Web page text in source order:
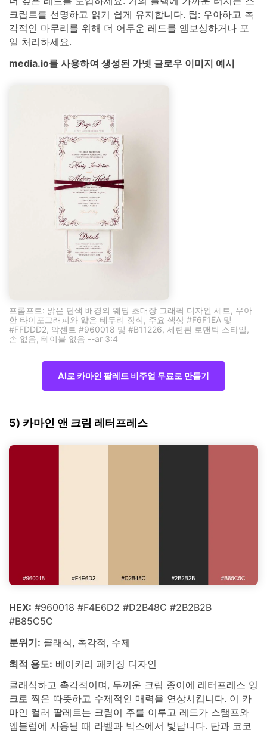
크립트를 선명하고 읽기 쉽게 유지합니다. 팁: 우아하고 촉
각적인 마무리를 위해 더 어두운 레드를 엠보싱하거나 포
일 처리하세요.
media.io를 사용하여 생성된 가넷 글로우 이미지 예시
프롬프트: 밝은 단색 배경의 웨딩 초대장 그래픽 디자인 세트, 우아
한 타이포그래피와 얇은 테두리 장식, 주요 색상 #F6F1EA 및
#FFDDD2, 악센트 #960018 및 #B11226, 세련된 로맨틱 스타일,
손 없음, 테이블 없음 --ar 3:4
AI로 카마인 팔레트 비주얼 무료로 만들기
5) 카마인 앤 크림 레터프레스
HEX: #960018 #F4E6D2 #D2B48C #2B2B2B
#B85C5C
분위기: 클래식, 촉각적, 수제
최적 용도: 베이커리 패키징 디자인
클래식하고 촉각적이며, 두꺼운 크림 종이에 레터프레스 잉
크로 찍은 따뜻하고 수제적인 매력을 연상시킵니다. 이 카
마인 컬러 팔레트는 크림이 주를 이루고 레드가 스탬프와
엠블럼에 사용될 때 라벨과 박스에서 빛납니다. 탄과 코코